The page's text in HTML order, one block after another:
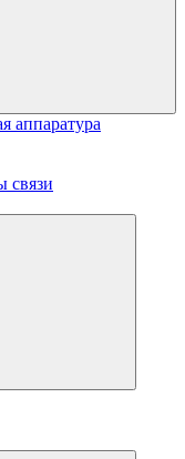
аппаратура
связи